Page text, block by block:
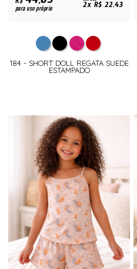
para uso próprio 2x R$ 22,43
184 - SHORT DOLL REGATA SUEDE
ESTAMPADO